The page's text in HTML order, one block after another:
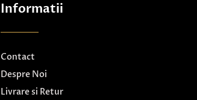
Informatii
Contact
Despre Noi
Livrare si Retur